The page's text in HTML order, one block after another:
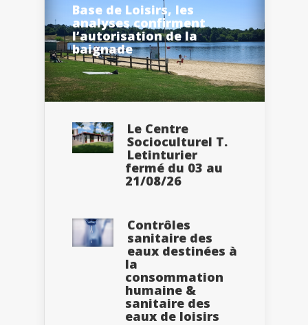
Base de Loisirs, les
analyses confirment
l’autorisation de la
baignade
Le Centre
Socioculturel T.
Letinturier
fermé du 03 au
21/08/26
Contrôles
sanitaire des
eaux destinées à
la
consommation
humaine &
sanitaire des
eaux de loisirs